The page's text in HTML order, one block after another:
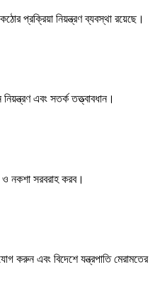
প্রক্রিয়া নিয়ন্ত্রণ ব্যবস্থা রয়েছে।
এবং সতর্ক তত্ত্বাবধান।
নকশা সরবরাহ করব।
করুন এবং বিদেশে যন্ত্রপাতি মেরামতের